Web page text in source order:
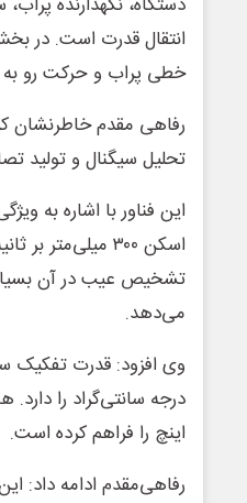
انتقال قدرت است. در
خطی پراب و حرکت رو به
رفاهی مقدم خاطرنشان
تحلیل سیگنال و تولید
این فناور با اشاره به
اسکن ۳۰۰
می‌دهد.
اینچ را فراهم کرده است.